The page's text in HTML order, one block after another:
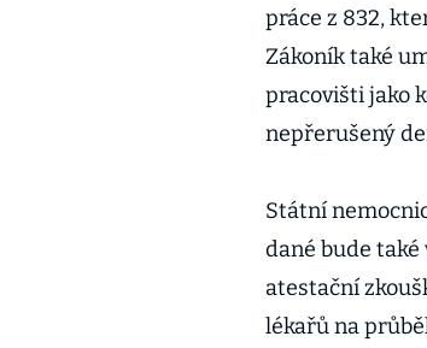
práce z 832,
Zákoník také
pracovišti jako
nepřerušený
Státní
dané bude
atestační
lékařů na